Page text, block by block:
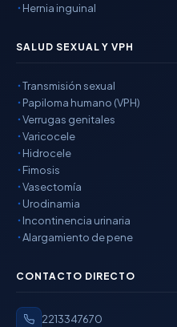
Hernia inguinal
SALUD SEXUAL Y VPH
Transmisión sexual
Papiloma humano (VPH)
Verrugas genitales
Varicocele
Hidrocele
Fimosis
Vasectomía
Urodinamia
Incontinencia urinaria
Alargamiento de pene
CONTACTO DIRECTO
2213347670